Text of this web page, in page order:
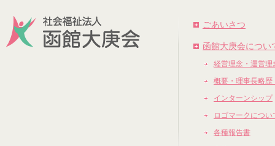
ごあいさつ
函館大庚会につい
経営理念・運営理
概要・理事長略歴
インターンシップ
ロゴマークについ
各種報告書